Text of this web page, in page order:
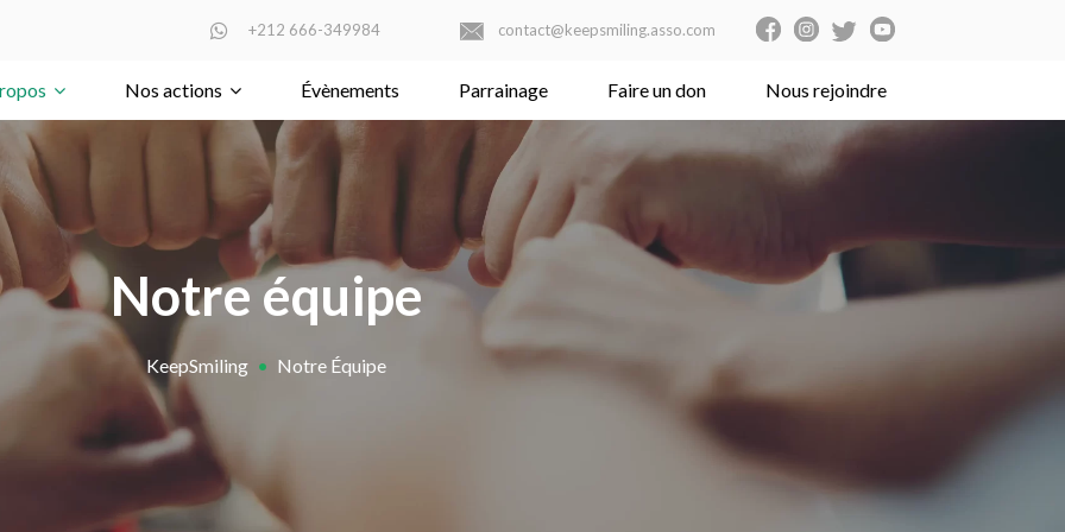
+212 666-349984 contact@keepsmiling.asso.com
Nos actions Évènements Parrainage Faire un don Nous rejoindre
Notre équipe
KeepSmiling • Notre Équipe